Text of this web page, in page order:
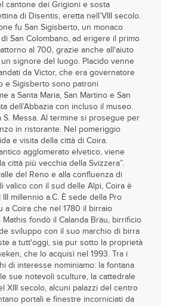
cantone dei Grigioni e sosta
di Disentis, eretta nell’VIII secolo.
fu San Sigisberto, un monaco
San Colombano, ad erigere il primo
al 700, grazie anche all'aiuto
signore del luogo. Placido venne
da Victor, che era governatore
e Sigisberto sono patroni
a Santa Maria, San Martino e San
dell’Abbazia con incluso il museo.
S. Messa. Al termine si prosegue per
in ristorante. Nel pomeriggio
e visita della città di Coira.
agglomerato elvetico, viene
città più vecchia della Svizzera”.
del Reno e alla confluenza di
valico con il sud delle Alpi, Coira è
millennio a.C. È sede della Pro
a Coira che nel 1780 il birraio
fondò il Calanda Bräu, birrificio
sviluppo con il suo marchio di birra
a tutt'oggi, sia pur sotto la proprietà
che lo acquisì nel 1993. Tra i
di interesse nominiamo: la fontana
sue notevoli sculture, la cattedrale
XIII secolo, alcuni palazzi del centro
portali e finestre incorniciati da